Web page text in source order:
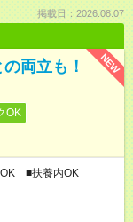
掲載日：2026.08.07
NEW
両立も！
OK
■扶養内OK